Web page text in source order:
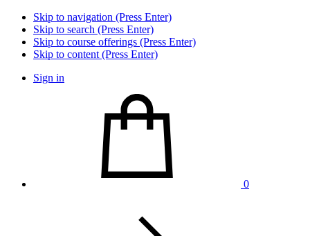
Skip to navigation (Press Enter)
Skip to search (Press Enter)
Skip to course offerings (Press Enter)
Skip to content (Press Enter)
Sign in
0